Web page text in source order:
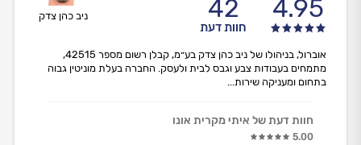
ניב כהן צדק 4.95
42
חוות דעת
אוברול, בניהולו של ניב כהן צדק בע״מ, קבלן רשום מספר 42515,
מתמחים בעבודות צבע וגבס לבית ולעסק. החברה בעלת מוניטין גבוה
בתחום ומעניקה שירות...
חוות דעת של איתי מקרית אונו
5.00